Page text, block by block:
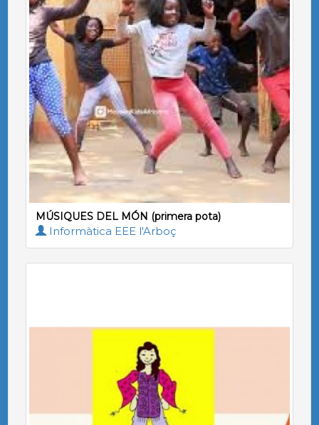
MÚSIQUES DEL MÓN (primera pota)
Informàtica EEE l'Arboç